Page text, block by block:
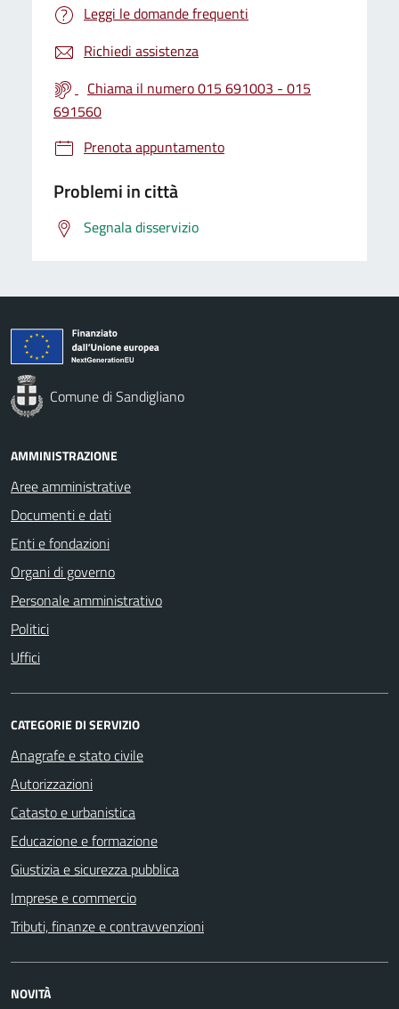
Leggi le domande frequenti
Richiedi assistenza
Chiama il numero 015 691003 - 015
691560
Prenota appuntamento
Problemi in città
Segnala disservizio
Comune di Sandigliano
AMMINISTRAZIONE
Aree amministrative
Documenti e dati
Enti e fondazioni
Organi di governo
Personale amministrativo
Politici
Uffici
CATEGORIE DI SERVIZIO
Anagrafe e stato civile
Autorizzazioni
Catasto e urbanistica
Educazione e formazione
Giustizia e sicurezza pubblica
Imprese e commercio
Tributi, finanze e contravvenzioni
NOVITÀ